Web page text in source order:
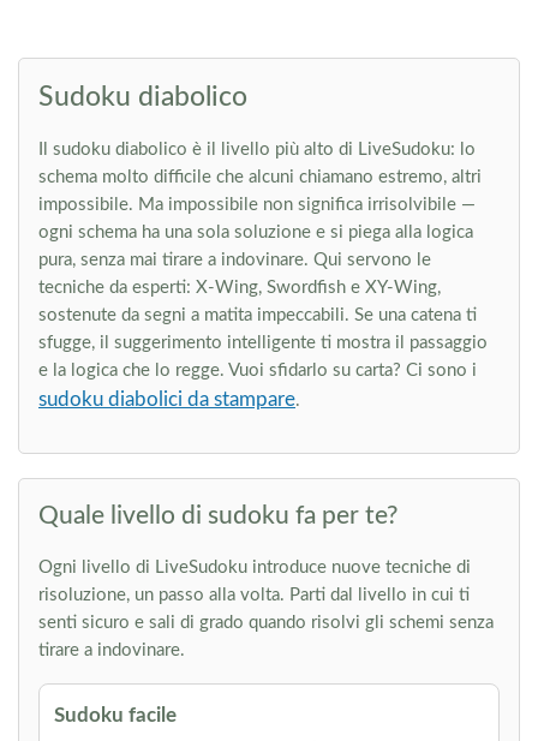
Sudoku diabolico
Il sudoku diabolico è il livello più alto di LiveSudoku: lo
schema molto difficile che alcuni chiamano estremo, altri
impossibile. Ma impossibile non significa irrisolvibile —
ogni schema ha una sola soluzione e si piega alla logica
pura, senza mai tirare a indovinare. Qui servono le
tecniche da esperti: X-Wing, Swordfish e XY-Wing,
sostenute da segni a matita impeccabili. Se una catena ti
sfugge, il suggerimento intelligente ti mostra il passaggio
e la logica che lo regge. Vuoi sfidarlo su carta? Ci sono i
sudoku diabolici da stampare.
Quale livello di sudoku fa per te?
Ogni livello di LiveSudoku introduce nuove tecniche di
risoluzione, un passo alla volta. Parti dal livello in cui ti
senti sicuro e sali di grado quando risolvi gli schemi senza
tirare a indovinare.
Sudoku facile